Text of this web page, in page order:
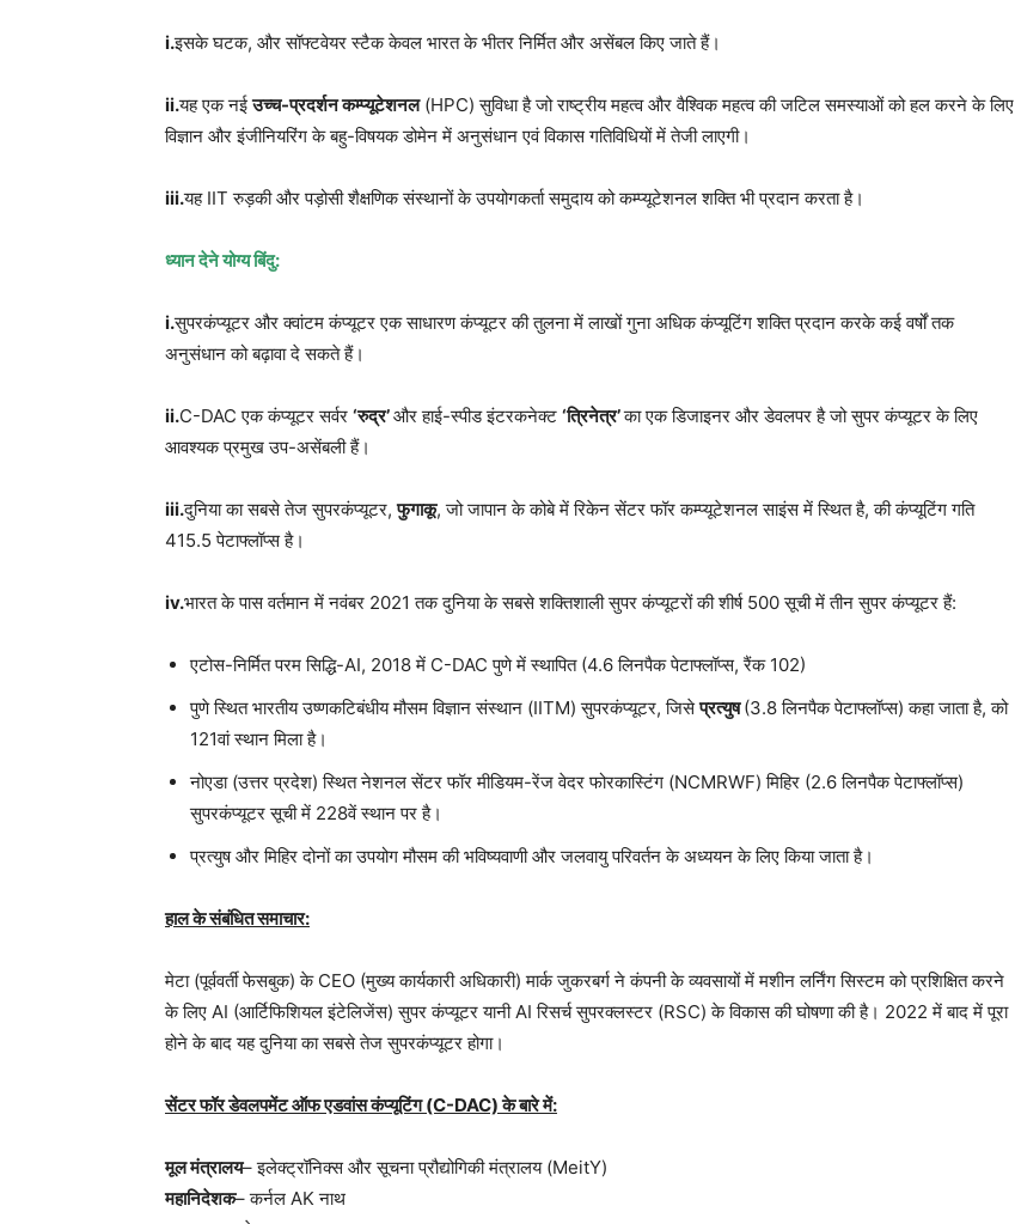
i.इसके घटक, और सॉफ्टवेयर स्टैक केवल भारत के भीतर निर्मित और असेंबल किए जाते हैं।
ii.यह एक नईउच्च-प्रदर्शन कम्प्यूटेशनल(HPC) सुविधा है जो राष्ट्रीय महत्व और वैश्विक महत्व की जटिल समस्याओं को हल करने के लिए
विज्ञान और इंजीनियरिंग के बहु-विषयक डोमेन में अनुसंधान एवं विकास गतिविधियों में तेजी लाएगी।
iii.यह IIT रुड़की और पड़ोसी शैक्षणिक संस्थानों के उपयोगकर्ता समुदाय को कम्प्यूटेशनल शक्ति भी प्रदान करता है।
ध्यान देने योग्य बिंदु:
i.सुपरकंप्यूटर और क्वांटम कंप्यूटर एक साधारण कंप्यूटर की तुलना में लाखों गुना अधिक कंप्यूटिंग शक्ति प्रदान करके कई वर्षों तक
अनुसंधान को बढ़ावा दे सकते हैं।
ii.C-DAC एक कंप्यूटर सर्वर ‘रुद्र’और हाई-स्पीड इंटरकनेक्ट ‘त्रिनेत्र’का एक डिजाइनर और डेवलपर है जो सुपर कंप्यूटर के लिए
आवश्यक प्रमुख उप-असेंबली हैं।
iii.दुनिया का सबसे तेज सुपरकंप्यूटर,फुगाकू, जो जापान के कोबे में रिकेन सेंटर फॉर कम्प्यूटेशनल साइंस में स्थित है, की कंप्यूटिंग गति
415.5 पेटाफ्लॉप्स है।
iv.भारत के पास वर्तमान में नवंबर 2021 तक दुनिया के सबसे शक्तिशाली सुपर कंप्यूटरों की शीर्ष 500 सूची में तीन सुपर कंप्यूटर हैं:
एटोस-निर्मित परम सिद्धि-AI, 2018 में C-DAC पुणे में स्थापित (4.6 लिनपैक पेटाफ्लॉप्स, रैंक 102)
पुणे स्थित भारतीय उष्णकटिबंधीय मौसम विज्ञान संस्थान (IITM) सुपरकंप्यूटर, जिसेप्रत्युष(3.8 लिनपैक पेटाफ्लॉप्स) कहा जाता है, को
121वां स्थान मिला है।
नोएडा (उत्तर प्रदेश) स्थित नेशनल सेंटर फॉर मीडियम-रेंज वेदर फोरकास्टिंग (NCMRWF) मिहिर (2.6 लिनपैक पेटाफ्लॉप्स)
सुपरकंप्यूटर सूची में 228वें स्थान पर है।
प्रत्युष और मिहिर दोनों का उपयोग मौसम की भविष्यवाणी और जलवायु परिवर्तन के अध्ययन के लिए किया जाता है।
हाल के संबंधित समाचार:
मेटा (पूर्ववर्ती फेसबुक) के CEO (मुख्य कार्यकारी अधिकारी) मार्क जुकरबर्ग ने कंपनी के व्यवसायों में मशीन लर्निंग सिस्टम को प्रशिक्षित करने
के लिए AI (आर्टिफिशियल इंटेलिजेंस) सुपर कंप्यूटर यानी AI रिसर्च सुपरक्लस्टर (RSC) के विकास की घोषणा की है। 2022 में बाद में पूरा
होने के बाद यह दुनिया का सबसे तेज सुपरकंप्यूटर होगा।
सेंटर फॉर डेवलपमेंट ऑफ एडवांस कंप्यूटिंग (C-DAC) के बारे में:
मूल मंत्रालय– इलेक्ट्रॉनिक्स और सूचना प्रौद्योगिकी मंत्रालय (MeitY)
महानिदेशक– कर्नल AK नाथ